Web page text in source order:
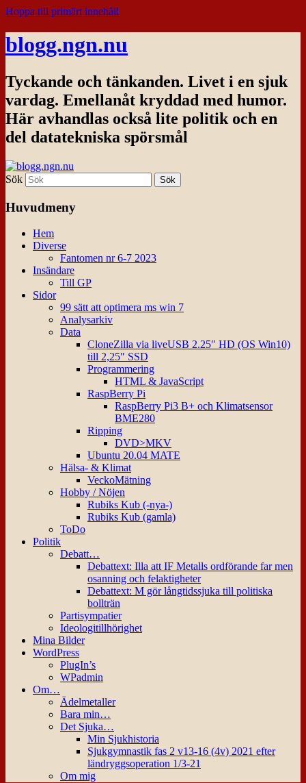
Hoppa till primärt innehåll
blogg.ngn.nu
Tyckande och tänkanden. Livet i en sjuk
vardag. Emellanåt kryddad med humor.
Här avhandlas också lite politik och en
del datatekniska spörsmål
Sök
Huvudmeny
Hem
Diverse
Fantomen nr 6-7 2023
Insändare
Till GP
Sidor
99 sätt att optimera ms win 7
Analysarkiv
Data
CloneZilla via liveUSB 2.25″ HD (OS Win10)
till 2,25″ SSD
Programmering
HTML & JavaScript
RaspBerry Pi
RaspBerry Pi3 B+ och Klimatsensor
BME280
Ripping
DVD>MKV
Ubuntu 20.04 MATE
Hälsa- & Klimat
VeckoMätning
Hobby / Nöjen
Rubiks Kub (-nya-)
Rubiks Kub (gamla)
ToDo
Politik
Debatt…
Debattext: Illa att IF Metalls ordförande far men
osanning och felaktigheter
Debattext: M gör långtidssjuka till politiska
bollträn
Partisympatier
Ideologitillhörighet
Mina Bilder
WordPress
PlugIn’s
WPadmin
Om…
Ädelmetaller
Bara min…
Det Sjuka…
Min Sjukhistoria
Sjukgymnastik fas 2 v13-16 (4v) 2021 efter
ländryggsoperation 1/3-21
Om mig